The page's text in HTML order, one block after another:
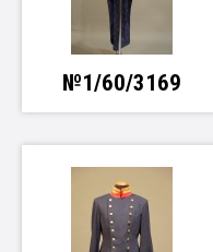
№1/60/3169